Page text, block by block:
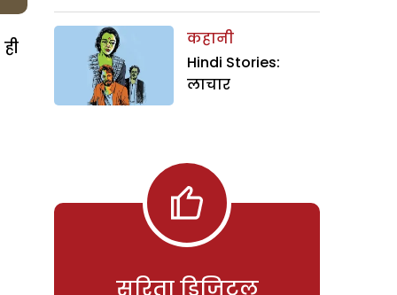
कहानी
Hindi Stories:
लाचार
सरिता डिजिटल